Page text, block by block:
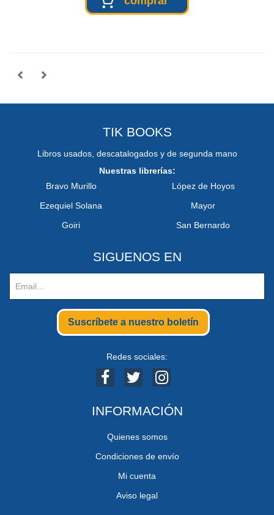
TIK BOOKS
Libros usados, descatalogados y de segunda mano
Nuestras librerías:
Bravo Murillo
Ezequiel Solana
Goiri
López de Hoyos
Mayor
San Bernardo
SIGUENOS EN
Suscríbete a nuestro boletín
Redes sociales:
INFORMACIÓN
Quienes somos
Condiciones de envío
Mi cuenta
Aviso legal